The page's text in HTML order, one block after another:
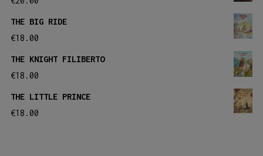
THE BIG RIDE
€18.00
THE KNIGHT FILIBERTO
€18.00
THE LITTLE PRINCE
€18.00